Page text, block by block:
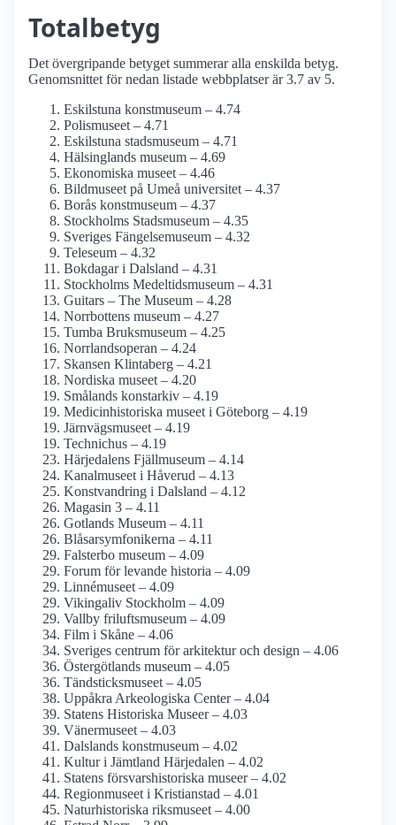
Totalbetyg
Det övergripande betyget summerar alla enskilda betyg.
Genomsnittet för nedan listade webbplatser är 3.7 av 5.
Eskilstuna konstmuseum – 4.74
Polismuseet – 4.71
Eskilstuna stadsmuseum – 4.71
Hälsinglands museum – 4.69
Ekonomiska museet – 4.46
Bildmuseet på Umeå universitet – 4.37
Borås konstmuseum – 4.37
Stockholms Stadsmuseum – 4.35
Sveriges Fängelsemuseum – 4.32
Teleseum – 4.32
Bokdagar i Dalsland – 4.31
Stockholms Medeltids­museum – 4.31
Guitars – The Museum – 4.28
Norrbottens museum – 4.27
Tumba Bruksmuseum – 4.25
Norrlandsoperan – 4.24
Skansen Klintaberg – 4.21
Nordiska museet – 4.20
Smålands konstarkiv – 4.19
Medicinhistoriska museet i Göteborg – 4.19
Järnvägs­museet – 4.19
Technichus – 4.19
Härjedalens Fjällmuseum – 4.14
Kanalmuseet i Håverud – 4.13
Konstvandring i Dalsland – 4.12
Magasin 3 – 4.11
Gotlands Museum – 4.11
Blåsar­symfonikerna – 4.11
Falsterbo museum – 4.09
Forum för levande historia – 4.09
Linnémuseet – 4.09
Vikingaliv Stockholm – 4.09
Vallby friluftsmuseum – 4.09
Film i Skåne – 4.06
Sveriges centrum för arkitektur och design – 4.06
Östergötlands museum – 4.05
Tändsticks­museet – 4.05
Uppåkra Arkeologiska Center – 4.04
Statens Historiska Museer – 4.03
Vänermuseet – 4.03
Dalslands konstmuseum – 4.02
Kultur i Jämtland Härjedalen – 4.02
Statens försvars­historiska museer – 4.02
Regionmuseet i Kristianstad – 4.01
Naturhistoriska riksmuseet – 4.00